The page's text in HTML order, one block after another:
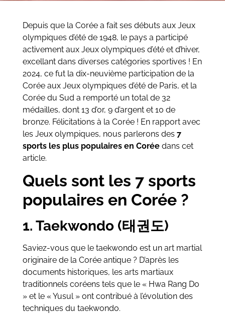
Depuis que la Corée a fait ses débuts aux Jeux
olympiques d’été de 1948, le pays a participé
activement aux Jeux olympiques d’été et d’hiver,
excellant dans diverses catégories sportives ! En
2024, ce fut la dix-neuvième participation de la
Corée aux Jeux olympiques d’été de Paris, et la
Corée du Sud a remporté un total de 32
médailles, dont 13 d’or, 9 d’argent et 10 de
bronze. Félicitations à la Corée ! En rapport avec
les Jeux olympiques, nous parlerons des 7
sports les plus populaires en Coréedans cet
article.
Quels sont les 7 sports
populaires en Corée ?
1. Taekwondo (태권도)
Saviez-vous que le taekwondo est un art martial
originaire de la Corée antique ? D’après les
documents historiques, les arts martiaux
traditionnels coréens tels que le « Hwa Rang Do
» et le « Yusul » ont contribué à l’évolution des
techniques du taekwondo.